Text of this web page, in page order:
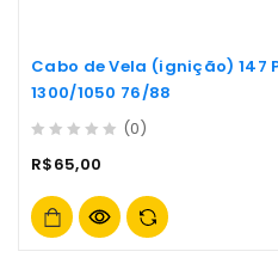
Cabo de Vela (ignição) 147
1300/1050 76/88
out
5
(0)
R$65,00